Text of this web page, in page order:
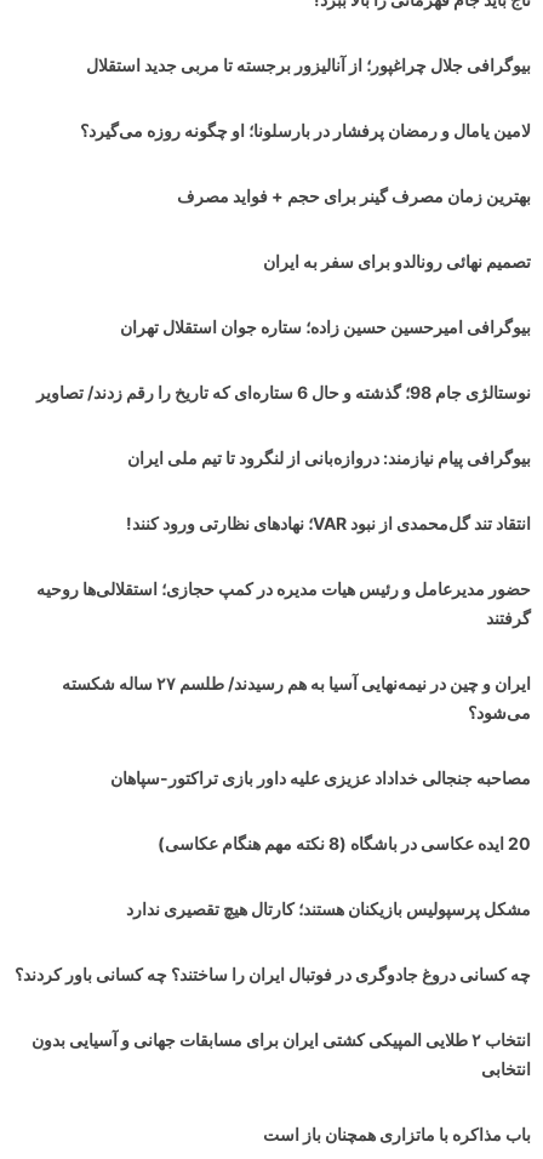
بیوگرافی جلال چراغپور؛ از آنالیزور برجسته تا مربی جدید استقلال
لامین یامال و رمضان پرفشار در بارسلونا؛ او چگونه روزه می‌گیرد؟
بهترین زمان مصرف گینر برای حجم + فواید مصرف
تصمیم نهائی رونالدو برای سفر به ایران
بیوگرافی امیرحسین حسین زاده؛ ستاره جوان استقلال تهران
نوستالژی جام 98؛ گذشته و حال 6 ستاره‌ای که تاریخ را رقم زدند/ تصاویر
بیوگرافی پیام نیازمند: دروازه‌بانی از لنگرود تا تیم ملی ایران
انتقاد تند گل‌محمدی از نبود VAR؛ نهادهای نظارتی ورود کنند!
حضور مدیرعامل و رئیس هیات مدیره در کمپ حجازی؛ استقلالی‌ها روحیه
گرفتند
ایران و چین در نیمه‌نهایی آسیا به هم رسیدند/ طلسم ۲۷ ساله شکسته
می‌شود؟
مصاحبه جنجالی خداداد عزیزی علیه داور بازی تراکتور-سپاهان
20 ایده عکاسی در باشگاه (8 نکته مهم هنگام عکاسی)
مشکل پرسپولیس بازیکنان هستند؛ کارتال هیچ تقصیری ندارد
چه کسانی دروغ جادوگری در فوتبال ایران را ساختند؟ چه کسانی باور کردند؟
انتخاب ۲ طلایی المپیکی کشتی ایران برای مسابقات جهانی و آسیایی بدون
انتخابی
باب مذاکره با ماتزاری همچنان باز است